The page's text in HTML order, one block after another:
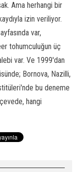
Ama herhangi bir
izin veriliyor.
var,
tohumculuğun üç
var. Ve 1999'dan
Bornova, Nazilli,
bu deneme
hangi